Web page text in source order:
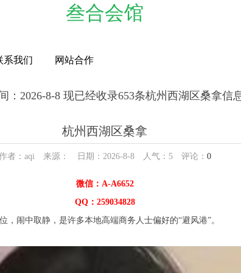
叁合会馆
系我们 网站合作
：2026-8-8 现已经收录653条杭州西湖区桑拿信
杭州西湖区桑拿
者：aqi 来源： 日期：2026-8-8 人气： 5评论： 0
微信：A-A6652
QQ：259034828
闹中取静，是许多本地高端商务人士偏好的“避风港”。